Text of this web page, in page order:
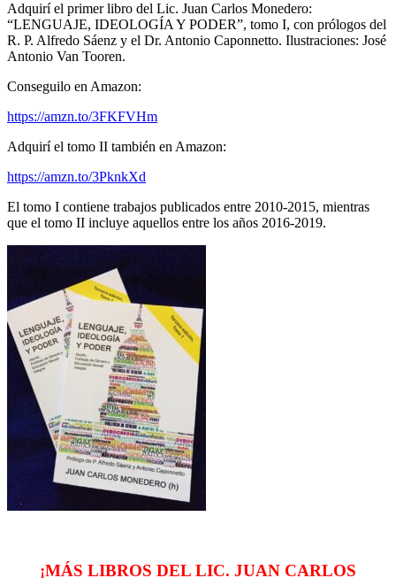
Adquirí el primer libro del Lic. Juan Carlos Monedero:
“LENGUAJE, IDEOLOGÍA Y PODER”, tomo I, con prólogos del
R. P. Alfredo Sáenz y el Dr. Antonio Caponnetto. Ilustraciones: José
Antonio Van Tooren.
Conseguilo en Amazon:
https://amzn.to/3FKFVHm
Adquirí el tomo II también en Amazon:
https://amzn.to/3PknkXd
El tomo I contiene trabajos publicados entre 2010-2015, mientras
que el tomo II incluye aquellos entre los años 2016-2019.
¡MÁS LIBROS DEL LIC. JUAN CARLOS